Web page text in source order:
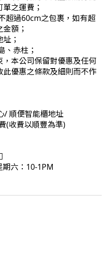
之運費；
超過60cm之包裹，如有超
額；
；
、赤柱；
本公司保留對優惠及任何
優惠之條款及細則而不作
/ 順便智能櫃地址
(收費以順豐為準)
六：10-1PM